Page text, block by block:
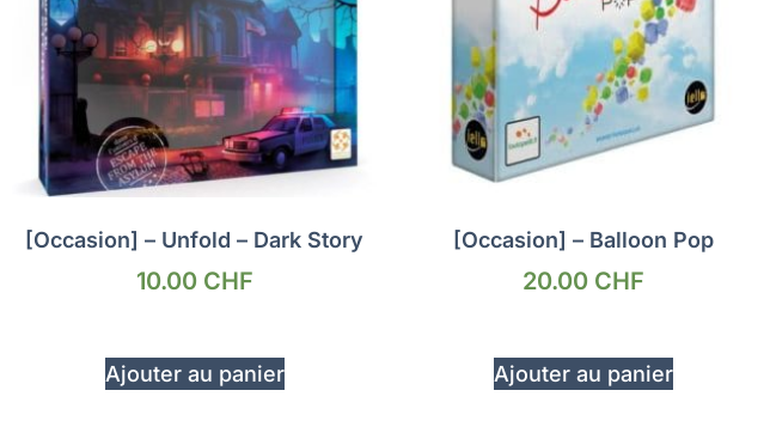
[Occasion] – Unfold – Dark Story
10.00 CHF
Ajouter au panier
[Occasion] – Balloon Pop
20.00 CHF
Ajouter au panier